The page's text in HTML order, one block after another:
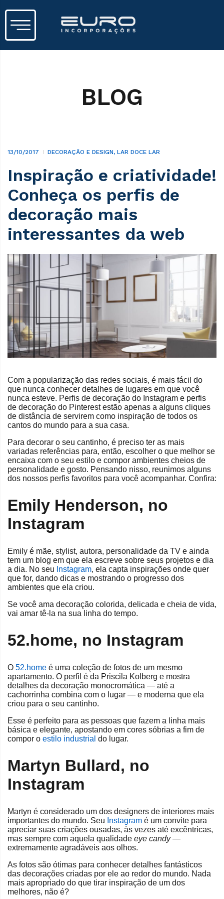
BLOG
13/10/2017 DECORAÇÃO E DESIGN, LAR DOCE LAR
Inspiração e criatividade!
Conheça os perfis de
decoração mais
interessantes da web
Com a popularização das redes sociais, é mais fácil do
que nunca conhecer detalhes de lugares em que você
nunca esteve. Perfis de decoração do Instagram e perfis
de decoração do Pinterest estão apenas a alguns cliques
de distância de servirem como inspiração de todos os
cantos do mundo para a sua casa.
Para decorar o seu cantinho, é preciso ter as mais
variadas referências para, então, escolher o que melhor se
encaixa com o seu estilo e compor ambientes cheios de
personalidade e gosto. Pensando nisso, reunimos alguns
dos nossos perfis favoritos para você acompanhar. Confira:
Emily Henderson, no
Instagram
Emily é mãe, stylist, autora, personalidade da TV e ainda
tem um blog em que ela escreve sobre seus projetos e dia
a dia. No seu Instagram, ela capta inspirações onde quer
que for, dando dicas e mostrando o progresso dos
ambientes que ela criou.
Se você ama decoração colorida, delicada e cheia de vida,
vai amar tê-la na sua linha do tempo.
52.home, no Instagram
O 52.home é uma coleção de fotos de um mesmo
apartamento. O perfil é da Priscila Kolberg e mostra
detalhes da decoração monocromática — até a
cachorrinha combina com o lugar — e moderna que ela
criou para o seu cantinho.
Esse é perfeito para as pessoas que fazem a linha mais
básica e elegante, apostando em cores sóbrias a fim de
compor o estilo industrial do lugar.
Martyn Bullard, no
Instagram
Martyn é considerado um dos designers de interiores mais
importantes do mundo. Seu Instagram é um convite para
apreciar suas criações ousadas, às vezes até excêntricas,
mas sempre com aquela qualidade eye candy—
extremamente agradáveis aos olhos.
As fotos são ótimas para conhecer detalhes fantásticos
das decorações criadas por ele ao redor do mundo. Nada
mais apropriado do que tirar inspiração de um dos
melhores, não é?